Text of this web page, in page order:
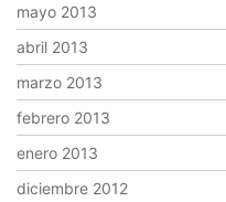
mayo 2013
abril 2013
marzo 2013
febrero 2013
enero 2013
diciembre 2012